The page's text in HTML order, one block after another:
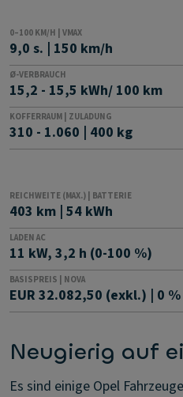
0–100 KM/H | VMAX
9,0 s. | 150 km/h
Ø-VERBRAUCH
15,2 - 15,5 kWh/ 100 km
KOFFERRAUM | ZULADUNG
310 - 1.060 | 400 kg
REICHWEITE (MAX.) | BATTERIE
403 km | 54 kWh
LADEN AC
11 kW, 3,2 h (0-100 %)
BASISPREIS | NOVA
EUR 32.082,50 (exkl.) | 0 %
Neugierig auf
Es sind einige Opel